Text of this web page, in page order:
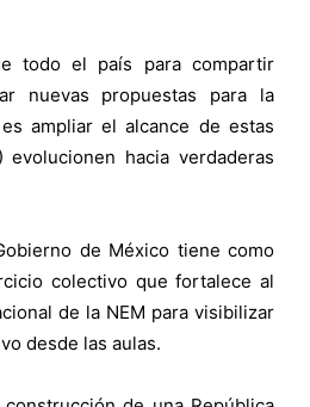
todo el país para compartir
nuevas propuestas para la
ampliar el alcance de estas
hacia verdaderas
de México tiene como
colectivo que fortalece al
de la NEM para visibilizar
desde las aulas.